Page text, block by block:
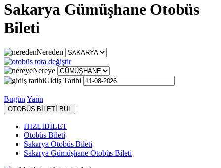
Sakarya Gümüşhane Otobüs
Bileti
Nereden
Nereye
Gidiş Tarihi
Bugün Yarın
OTOBÜS BİLETİ BUL
HIZLIBİLET
Otobüs Bileti
Sakarya Otobüs Bileti
Sakarya Gümüşhane Otobüs Bileti